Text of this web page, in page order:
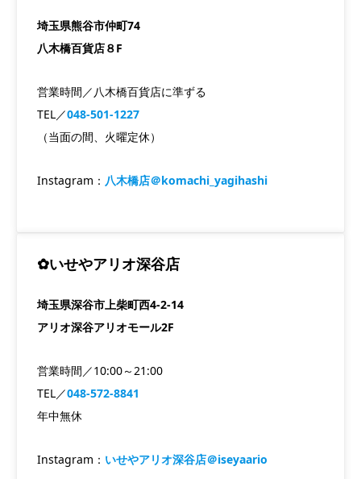
埼玉県熊谷市仲町74
八木橋百貨店８F
営業時間／八木橋百貨店に準ずる
TEL／048-501-1227
（当面の間、火曜定休）
Instagram： 八木橋店＠komachi_yagihashi
✿いせやアリオ深谷店
埼玉県深谷市上柴町西4-2-14
アリオ深谷アリオモール2F
営業時間／10:00～21:00
TEL／048-572-8841
年中無休
Instagram： いせやアリオ深谷店＠iseyaario